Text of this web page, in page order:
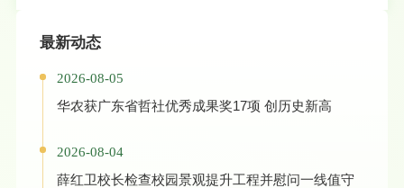
最新动态
2026-08-05
华农获广东省哲社优秀成果奖17项 创历史新高
2026-08-04
薛红卫校长检查校园景观提升工程并慰问一线值守